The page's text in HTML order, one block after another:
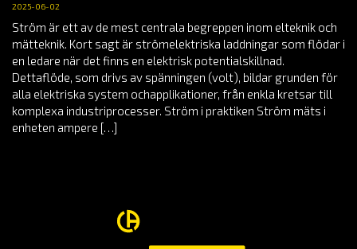
2025-06-02
Ström är ett av de mest centrala begreppen inom elteknik och
mätteknik. Kort sagt är strömelektriska laddningar som flödar i
en ledare när det finns en elektrisk potentialskillnad.
Dettaflöde, som drivs av spänningen (volt), bildar grunden för
alla elektriska system ochapplikationer, från enkla kretsar till
komplexa industriprocesser. Ström i praktiken Ström mäts i
enheten ampere […]